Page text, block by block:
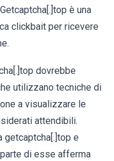
è una
clickbait per ricevere
dovrebbe
utilizzano tecniche di
a visualizzare le
attendibili.
getcaptcha[.]top e
di esse afferma